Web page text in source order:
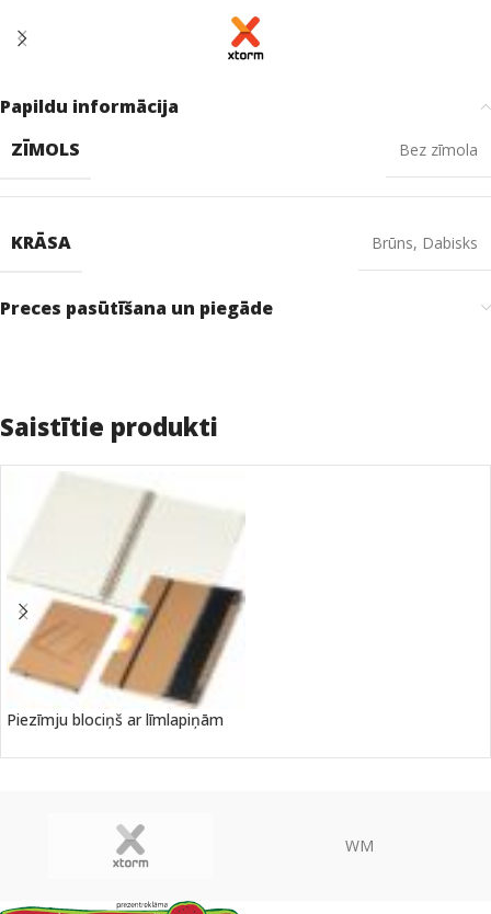
Papildu informācija
ZĪMOLS
Bez zīmola
KRĀSA Brūns, Dabisks
Preces pasūtīšana un piegāde
Saistītie produkti
Piezīmju blociņš ar līmlapiņām
WM